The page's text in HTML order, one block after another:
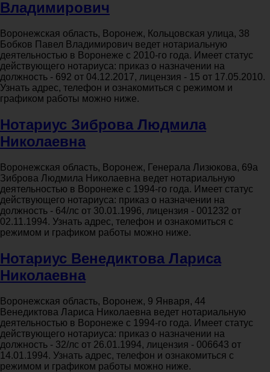
Владимирович
Воронежская область, Воронеж, Кольцовская улица, 38
Бобков Павел Владимирович ведет нотариальную
деятельностью в Воронеже с 2010-го года. Имеет статус
действующего нотариуса: приказ о назначении на
должность - 692 от 04.12.2017, лицензия - 15 от 17.05.2010.
Узнать адрес, телефон и ознакомиться с режимом и
графиком работы можно ниже.
Нотариус Зиброва Людмила
Николаевна
Воронежская область, Воронеж, Генерала Лизюкова, 69а
Зиброва Людмила Николаевна ведет нотариальную
деятельностью в Воронеже с 1994-го года. Имеет статус
действующего нотариуса: приказ о назначении на
должность - 64/лс от 30.01.1996, лицензия - 001232 от
02.11.1994. Узнать адрес, телефон и ознакомиться с
режимом и графиком работы можно ниже.
Нотариус Венедиктова Лариса
Николаевна
Воронежская область, Воронеж, 9 Января, 44
Венедиктова Лариса Николаевна ведет нотариальную
деятельностью в Воронеже с 1994-го года. Имеет статус
действующего нотариуса: приказ о назначении на
должность - 32/лс от 26.01.1994, лицензия - 006643 от
14.01.1994. Узнать адрес, телефон и ознакомиться с
режимом и графиком работы можно ниже.